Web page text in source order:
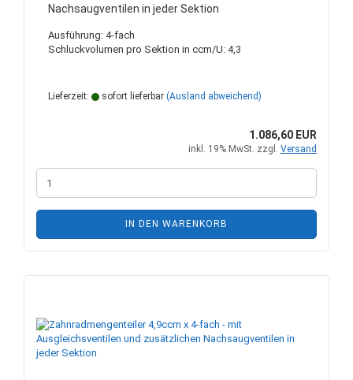
Nachsaugventilen in jeder Sektion
Ausführung: 4-fach
Schluckvolumen pro Sektion in ccm/U: 4,3
Lieferzeit: sofort lieferbar (Ausland abweichend)
1.086,60 EUR
inkl. 19% MwSt. zzgl. Versand
IN DEN WARENKORB